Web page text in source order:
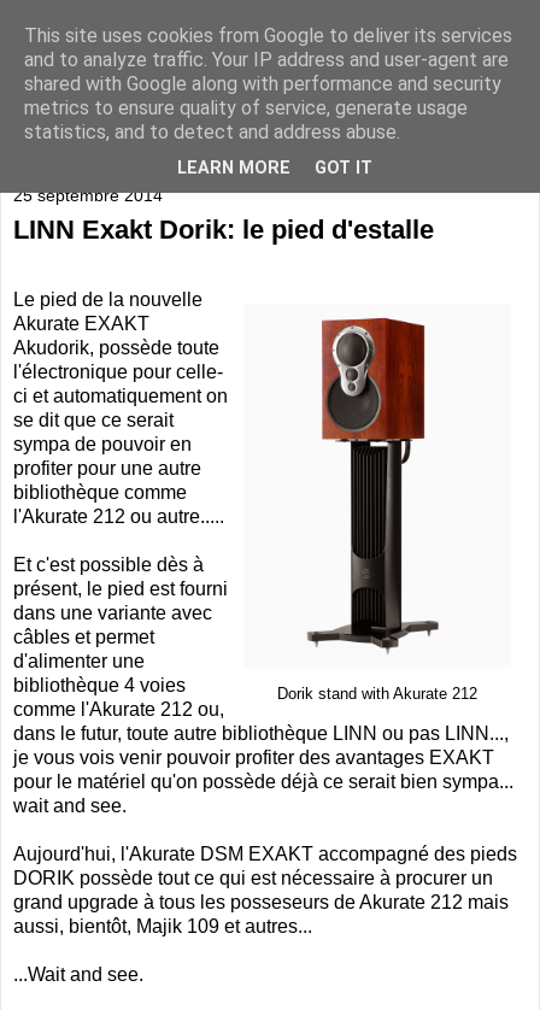
25 septembre 2014
LINN Exakt Dorik: le pied d'estalle
Dorik stand with Akurate 212
Le pied de la nouvelle
Akurate EXAKT
Akudorik, possède toute
l'électronique pour celle-
ci et automatiquement on
se dit que ce serait
sympa de pouvoir en
profiter pour une autre
bibliothèque comme
l'Akurate 212 ou autre.....
Et c'est possible dès à
présent, le pied est fourni
dans une variante avec
câbles et permet
d'alimenter une
bibliothèque 4 voies
comme l'Akurate 212 ou,
dans le futur, toute autre bibliothèque LINN ou pas LINN...,
je vous vois venir pouvoir profiter des avantages EXAKT
pour le matériel qu'on possède déjà ce serait bien sympa...
wait and see.
Aujourd'hui, l'Akurate DSM EXAKT accompagné des pieds
DORIK possède tout ce qui est nécessaire à procurer un
grand upgrade à tous les posseseurs de Akurate 212 mais
aussi, bientôt, Majik 109 et autres...
...Wait and see.
This site uses cookies from Google to deliver its services
and to analyze traffic. Your IP address and user-agent are
shared with Google along with performance and security
metrics to ensure quality of service, generate usage
statistics, and to detect and address abuse.
LEARN MORE GOT IT